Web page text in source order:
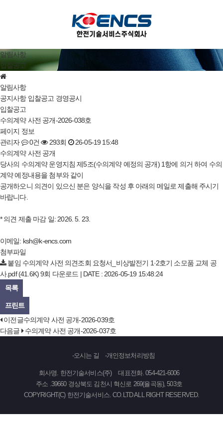
알림사항
입찰공고
알림사항
공지사항 입찰공고 경영공시
입찰공고
수의계약 사전 공개-2026-038호
페이지 정보
관리자
0건 293회
26-05-19 15:48
수의계약 사전 공개
당사의 수의계약 운영지침 제5조(수의계약 예정의 공개) 1항에 의거 하여 수의
계약 예정내용을 첨부와 같이
공개하오니 의견이 있으신 분은 양식을 작성 후 아래의 메일로 제출해 주시기
바랍니다.
* 의견 제출 마감 일: 2026. 5. 23.
이메일: ksh@k-encs.com
첨부파일
붙임 수의계약 사전 의견조회 요청서_비상발전기 1·2호기 소모품 교체 공
사.pdf (41.6K)9회 다운로드 | DATE : 2026-05-19 15:48:24
목록
프린트
이전글수의계약 사전 공개-2026-039호
다음글
수의계약 사전 공개-2026-037호
오시는 길 개인정보처리방침
회사명. 한전기술서비스(주)
대표전화. 054-421-6006
주소 .39660 경상북도 김천시 혁신로 269(율곡동), 503호
COPYRIGHT(C) 한전기술서비스. CO.LTD ALL RIGHT RESERVED.